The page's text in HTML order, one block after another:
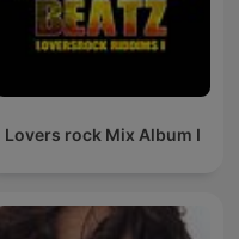
Lovers rock Mix Album I